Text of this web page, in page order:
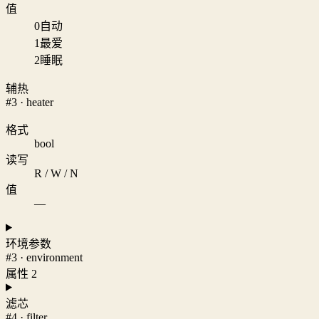
值
0自动
1最爱
2睡眠
辅热
#3 · heater
格式
bool
读写
R / W / N
值
—
环境参数
#3 · environment
属性 2
滤芯